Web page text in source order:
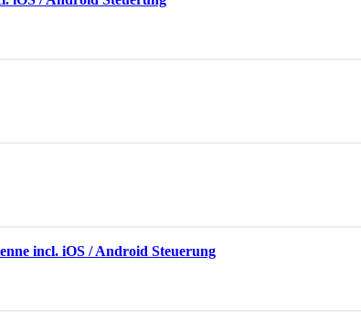
incl. iOS / Android Steuerung